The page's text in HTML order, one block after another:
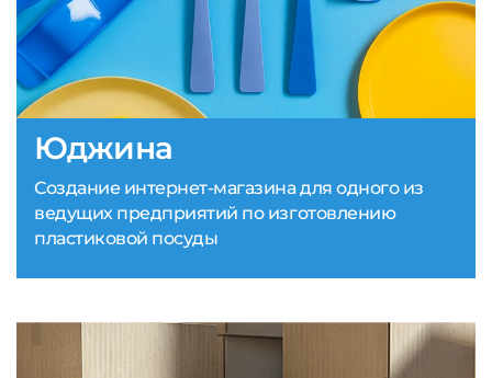
Юджина
Создание интернет-магазина для одного из
ведущих предприятий по изготовлению
пластиковой посуды